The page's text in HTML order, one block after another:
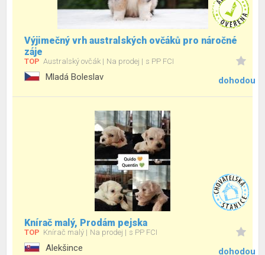
Výjimečný vrh australských ovčáků pro náročné
záje
TOP Australský ovčák Na prodej s PP FCI
Mladá Boleslav dohodou
Knírač malý, Prodám pejska
TOP Knírač malý Na prodej s PP FCI
Alekšince dohodou